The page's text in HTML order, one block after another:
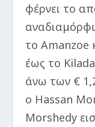
φέρνει το
το Amanzoe
έως το
άνω των €
ο Hassan
Morshedy